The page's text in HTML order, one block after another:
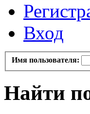
Вход
Имя пользователя:
Найти